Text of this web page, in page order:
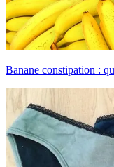
Banane constipation :